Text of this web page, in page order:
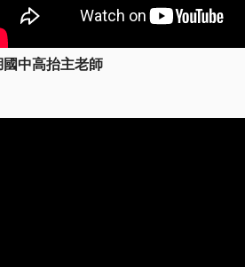
國中高抬主老師